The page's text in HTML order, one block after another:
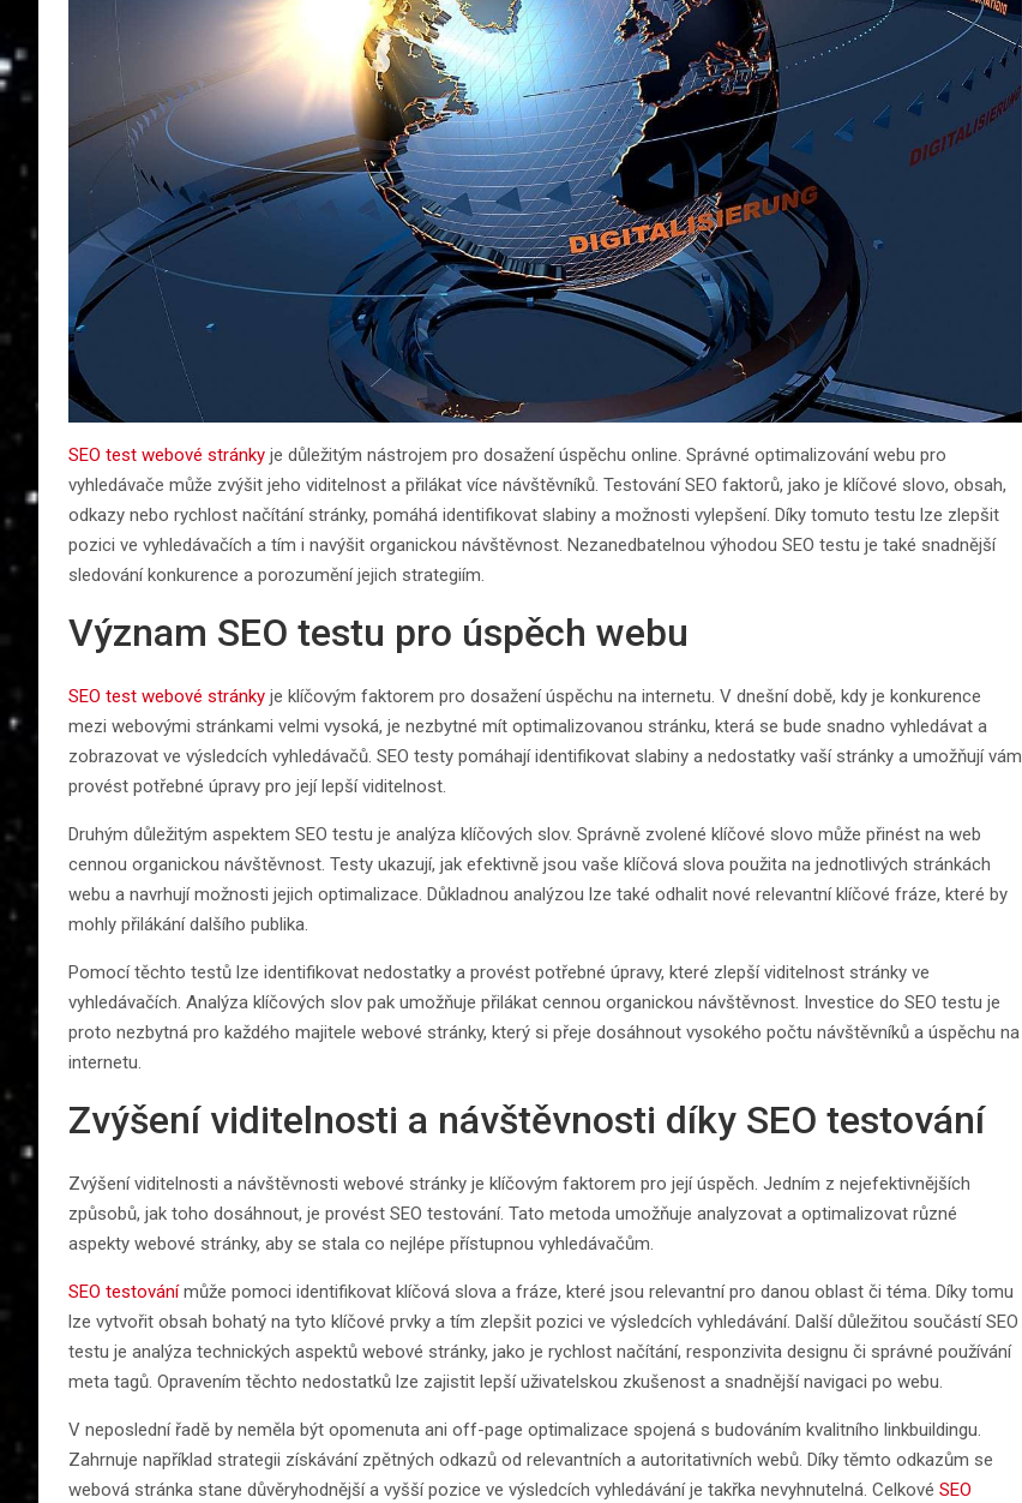
SEO test webové stránky je důležitým nástrojem pro dosažení úspěchu online. Správné optimalizování webu pro
vyhledávače může zvýšit jeho viditelnost a přilákat více návštěvníků. Testování SEO faktorů, jako je klíčové slovo, obsah,
odkazy nebo rychlost načítání stránky, pomáhá identifikovat slabiny a možnosti vylepšení. Díky tomuto testu lze zlepšit
pozici ve vyhledávačích a tím i navýšit organickou návštěvnost. Nezanedbatelnou výhodou SEO testu je také snadnější
sledování konkurence a porozumění jejich strategiím.
Význam SEO testu pro úspěch webu
SEO test webové stránky je klíčovým faktorem pro dosažení úspěchu na internetu. V dnešní době, kdy je konkurence
mezi webovými stránkami velmi vysoká, je nezbytné mít optimalizovanou stránku, která se bude snadno vyhledávat a
zobrazovat ve výsledcích vyhledávačů. SEO testy pomáhají identifikovat slabiny a nedostatky vaší stránky a umožňují vám
provést potřebné úpravy pro její lepší viditelnost.
Druhým důležitým aspektem SEO testu je analýza klíčových slov. Správně zvolené klíčové slovo může přinést na web
cennou organickou návštěvnost. Testy ukazují, jak efektivně jsou vaše klíčová slova použita na jednotlivých stránkách
webu a navrhují možnosti jejich optimalizace. Důkladnou analýzou lze také odhalit nové relevantní klíčové fráze, které by
mohly přilákání dalšího publika.
Pomocí těchto testů lze identifikovat nedostatky a provést potřebné úpravy, které zlepší viditelnost stránky ve
vyhledávačích. Analýza klíčových slov pak umožňuje přilákat cennou organickou návštěvnost. Investice do SEO testu je
proto nezbytná pro každého majitele webové stránky, který si přeje dosáhnout vysokého počtu návštěvníků a úspěchu na
internetu.
Zvýšení viditelnosti a návštěvnosti díky SEO testování
Zvýšení viditelnosti a návštěvnosti webové stránky je klíčovým faktorem pro její úspěch. Jedním z nejefektivnějších
způsobů, jak toho dosáhnout, je provést SEO testování. Tato metoda umožňuje analyzovat a optimalizovat různé
aspekty webové stránky, aby se stala co nejlépe přístupnou vyhledávačům.
SEO testovánímůže pomoci identifikovat klíčová slova a fráze, které jsou relevantní pro danou oblast či téma. Díky tomu
lze vytvořit obsah bohatý na tyto klíčové prvky a tím zlepšit pozici ve výsledcích vyhledávání. Další důležitou součástí SEO
testu je analýza technických aspektů webové stránky, jako je rychlost načítání, responzivita designu či správné používání
meta tagů. Opravením těchto nedostatků lze zajistit lepší uživatelskou zkušenost a snadnější navigaci po webu.
V neposlední řadě by neměla být opomenuta ani off-page optimalizace spojená s budováním kvalitního linkbuildingu.
Zahrnuje například strategii získávání zpětných odkazů od relevantních a autoritativních webů. Díky těmto odkazům se
webová stránka stane důvěryhodnější a vyšší pozice ve výsledcích vyhledávání je takřka nevyhnutelná. Celkové SEO